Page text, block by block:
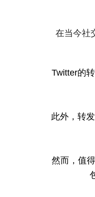
在当今社
Twitter的
此外，转
然而，值